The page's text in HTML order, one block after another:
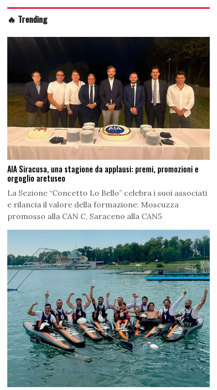
🔥 Trending
AIA Siracusa, una stagione da applausi: premi, promozioni e
orgoglio aretuseo
La Sezione “Concetto Lo Bello” celebra i suoi associati
e rilancia il valore della formazione: Moscuzza
promosso alla CAN C, Saraceno alla CAN5